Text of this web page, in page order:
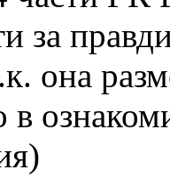
за
она
в